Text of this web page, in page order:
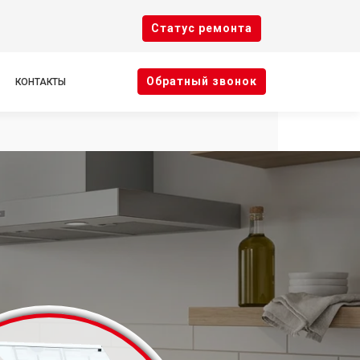
Cтатус ремонта
КОНТАКТЫ Oбратный звонок